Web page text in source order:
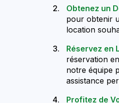
Obtenez un
pour obtenir
location
Réservez en
réservation
notre équipe
assistance
Profitez de